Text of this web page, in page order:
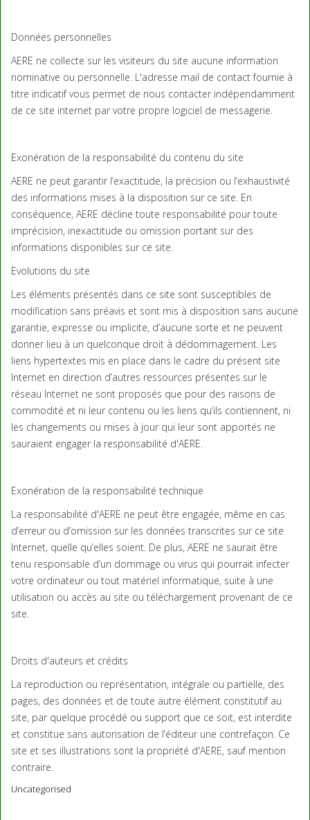
Données personnelles
AERE ne collecte sur les visiteurs du site aucune information
nominative ou personnelle. L'adresse mail de contact fournie à
titre indicatif vous permet de nous contacter indépendamment
de ce site internet par votre propre logiciel de messagerie.
Exonération de la responsabilité du contenu du site
AERE ne peut garantir l’exactitude, la précision ou l’exhaustivité
des informations mises à la disposition sur ce site. En
conséquence, AERE décline toute responsabilité pour toute
imprécision, inexactitude ou omission portant sur des
informations disponibles sur ce site.
Evolutions du site
Les éléments présentés dans ce site sont susceptibles de
modification sans préavis et sont mis à disposition sans aucune
garantie, expresse ou implicite, d’aucune sorte et ne peuvent
donner lieu à un quelconque droit à dédommagement. Les
liens hypertextes mis en place dans le cadre du présent site
Internet en direction d’autres ressources présentes sur le
réseau Internet ne sont proposés que pour des raisons de
commodité et ni leur contenu ou les liens qu’ils contiennent, ni
les changements ou mises à jour qui leur sont apportés ne
sauraient engager la responsabilité d'AERE.
Exonération de la responsabilité technique
La responsabilité d'AERE ne peut être engagée, même en cas
d’erreur ou d’omission sur les données transcrites sur ce site
Internet, quelle qu’elles soient. De plus, AERE ne saurait être
tenu responsable d’un dommage ou virus qui pourrait infecter
votre ordinateur ou tout matériel informatique, suite à une
utilisation ou accès au site ou téléchargement provenant de ce
site.
Droits d'auteurs et crédits
La reproduction ou représentation, intégrale ou partielle, des
pages, des données et de toute autre élément constitutif au
site, par quelque procédé ou support que ce soit, est interdite
et constitue sans autorisation de l’éditeur une contrefaçon. Ce
site et ses illustrations sont la propriété d'AERE, sauf mention
contraire.
Uncategorised